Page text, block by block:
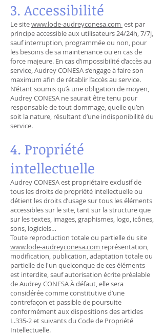
3. Accessibilité
Le sitewww.lode-audreyconesa.com est par
principe accessible aux utilisateurs 24/24h, 7/7j,
sauf interruption, programmée ou non, pour
les besoins de sa maintenance ou en cas de
force majeure. En cas d’impossibilité d’accès au
service, Audrey CONESA s’engage à faire son
maximum afin de rétablir l’accès au service.
N’étant soumis qu’à une obligation de moyen,
Audrey CONESA ne saurait être tenu pour
responsable de tout dommage, quelle qu’en
soit la nature, résultant d’une indisponibilité du
service.
4. Propriété
intellectuelle
Audrey CONESA est propriétaire exclusif de
tous les droits de propriété intellectuelle ou
détient les droits d’usage sur tous les éléments
accessibles sur le site, tant sur la structure que
sur les textes, images, graphismes, logo, icônes,
sons, logiciels…
Toute reproduction totale ou partielle du site
www.lode-audreyconesa.com représentation,
modification, publication, adaptation totale ou
partielle de l'un quelconque de ces éléments
est interdite, sauf autorisation écrite préalable
de Audrey CONESA À défaut, elle sera
considérée comme constitutive d’une
contrefaçon et passible de poursuite
conformément aux dispositions des articles
L.335-2 et suivants du Code de Propriété
Intellectuelle.